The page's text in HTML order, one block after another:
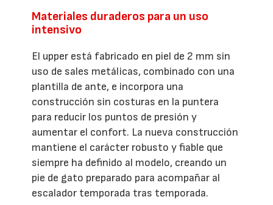
Materiales duraderos para un uso
intensivo
El upper está fabricado en piel de 2 mm sin
uso de sales metálicas, combinado con una
plantilla de ante, e incorpora una
construcción sin costuras en la puntera
para reducir los puntos de presión y
aumentar el confort. La nueva construcción
mantiene el carácter robusto y fiable que
siempre ha definido al modelo, creando un
pie de gato preparado para acompañar al
escalador temporada tras temporada.